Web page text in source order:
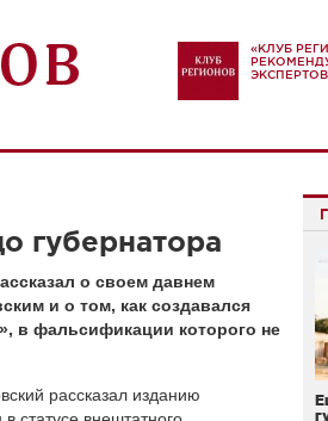
«КЛУБ
ЭКСПЕРТОВ
губернатора
о своем давнем
и о том, как создавался
в фальсификации которого не
рассказал изданию